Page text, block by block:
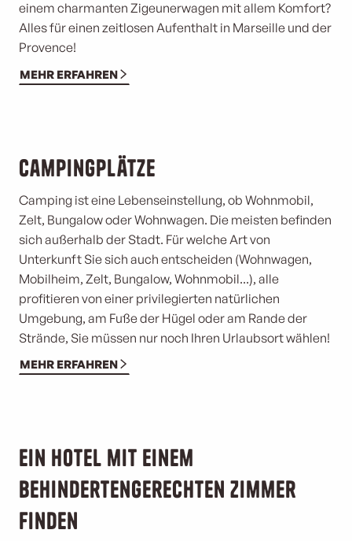
einem charmanten Zigeunerwagen mit allem Komfort?
Alles für einen zeitlosen Aufenthalt in Marseille und der
Provence!
MEHR ERFAHREN
Campingplätze
Camping ist eine Lebenseinstellung, ob Wohnmobil,
Zelt, Bungalow oder Wohnwagen. Die meisten befinden
sich außerhalb der Stadt. Für welche Art von
Unterkunft Sie sich auch entscheiden (Wohnwagen,
Mobilheim, Zelt, Bungalow, Wohnmobil...), alle
profitieren von einer privilegierten natürlichen
Umgebung, am Fuße der Hügel oder am Rande der
Strände, Sie müssen nur noch Ihren Urlaubsort wählen!
MEHR ERFAHREN
Ein Hotel mit einem
behindertengerechten Zimmer
finden